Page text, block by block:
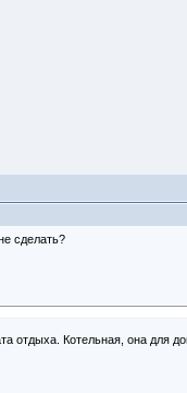
сделать?
отдыха. Котельная, она для